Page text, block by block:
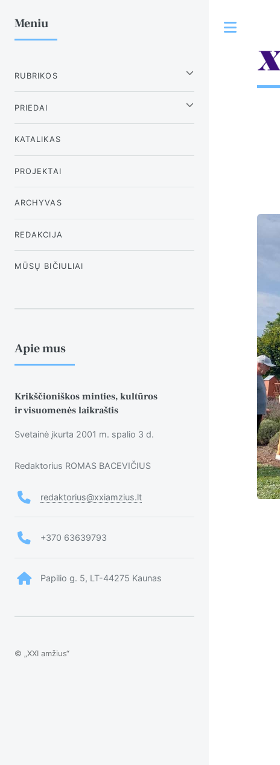
Meniu
RUBRIKOS
PRIEDAI
KATALIKAS
PROJEKTAI
ARCHYVAS
REDAKCIJA
MŪSŲ BIČIULIAI
Apie mus
Krikščioniškos minties, kultūros
ir visuomenės laikraštis
Svetainė įkurta 2001 m. spalio 3 d.
Redaktorius ROMAS BACEVIČIUS
redaktorius@xxiamzius.lt
+370 63639793
Papilio g. 5, LT-44275 Kaunas
© „XXI amžius“